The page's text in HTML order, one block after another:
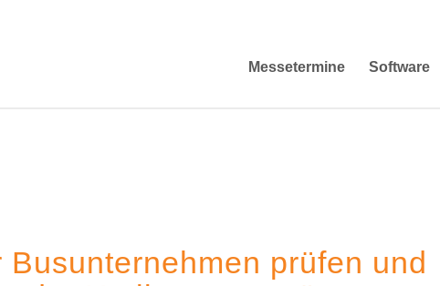
Messetermine Software
Busunternehmen prüfen und